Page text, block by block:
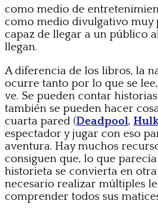
como medio de
como medio divulgativo muy
capaz de llegar a un público
llegan.
A diferencia de los libros, la
ocurre tanto por lo que se
ve. Se pueden contar
también se pueden hacer
cuarta pared (Deadpool,
espectador y jugar con eso
aventura. Hay muchos
consiguen que, lo que
historieta se convierta en otra
necesario realizar múltiples
comprender todos sus